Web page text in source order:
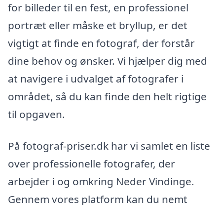
for billeder til en fest, en professionel
portræt eller måske et bryllup, er det
vigtigt at finde en fotograf, der forstår
dine behov og ønsker. Vi hjælper dig med
at navigere i udvalget af fotografer i
området, så du kan finde den helt rigtige
til opgaven.
På fotograf-priser.dk har vi samlet en liste
over professionelle fotografer, der
arbejder i og omkring Neder Vindinge.
Gennem vores platform kan du nemt